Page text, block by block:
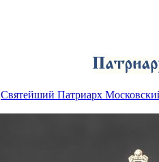
Святейший Патриарх